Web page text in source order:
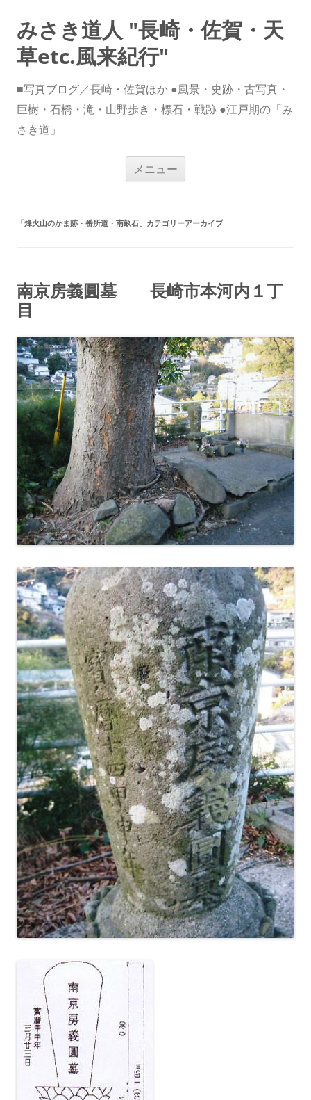
みさき道人 "長崎・佐賀・天
草etc.風来紀行"
■写真ブログ／長崎・佐賀ほか ●風景・史跡・古写真・
巨樹・石橋・滝・山野歩き・標石・戦跡 ●江戸期の「み
さき道」
メニュー
ス
キ
「烽火山のかま跡・番所道・南畝石 」カテゴリーアーカイブ
南京房義圓墓 長崎市本河内１丁
目